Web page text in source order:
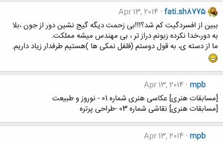
fati.sh8775
Apr 13, 2014
ببین از افسردگیت کم شد؟!!!بی زحمت دیگه گیج نشین دور از جون ،بلا
به دور،خدا نکرده زبونم دراز تر ، بی مهندس میشه مملکت.
ما از دسته ی، به قول دوستم (فلفل نمکی ها )هستیم طرفدار زیاد داریم.
mpb
Apr 13, 2014
[مسابقات هنری] عکاسی هنری شماره 01 - نوروز و طبیعت
[مسابقات هنری] نقاشی شماره 03 -طراحی پرتره
mpb
Apr 13, 2014